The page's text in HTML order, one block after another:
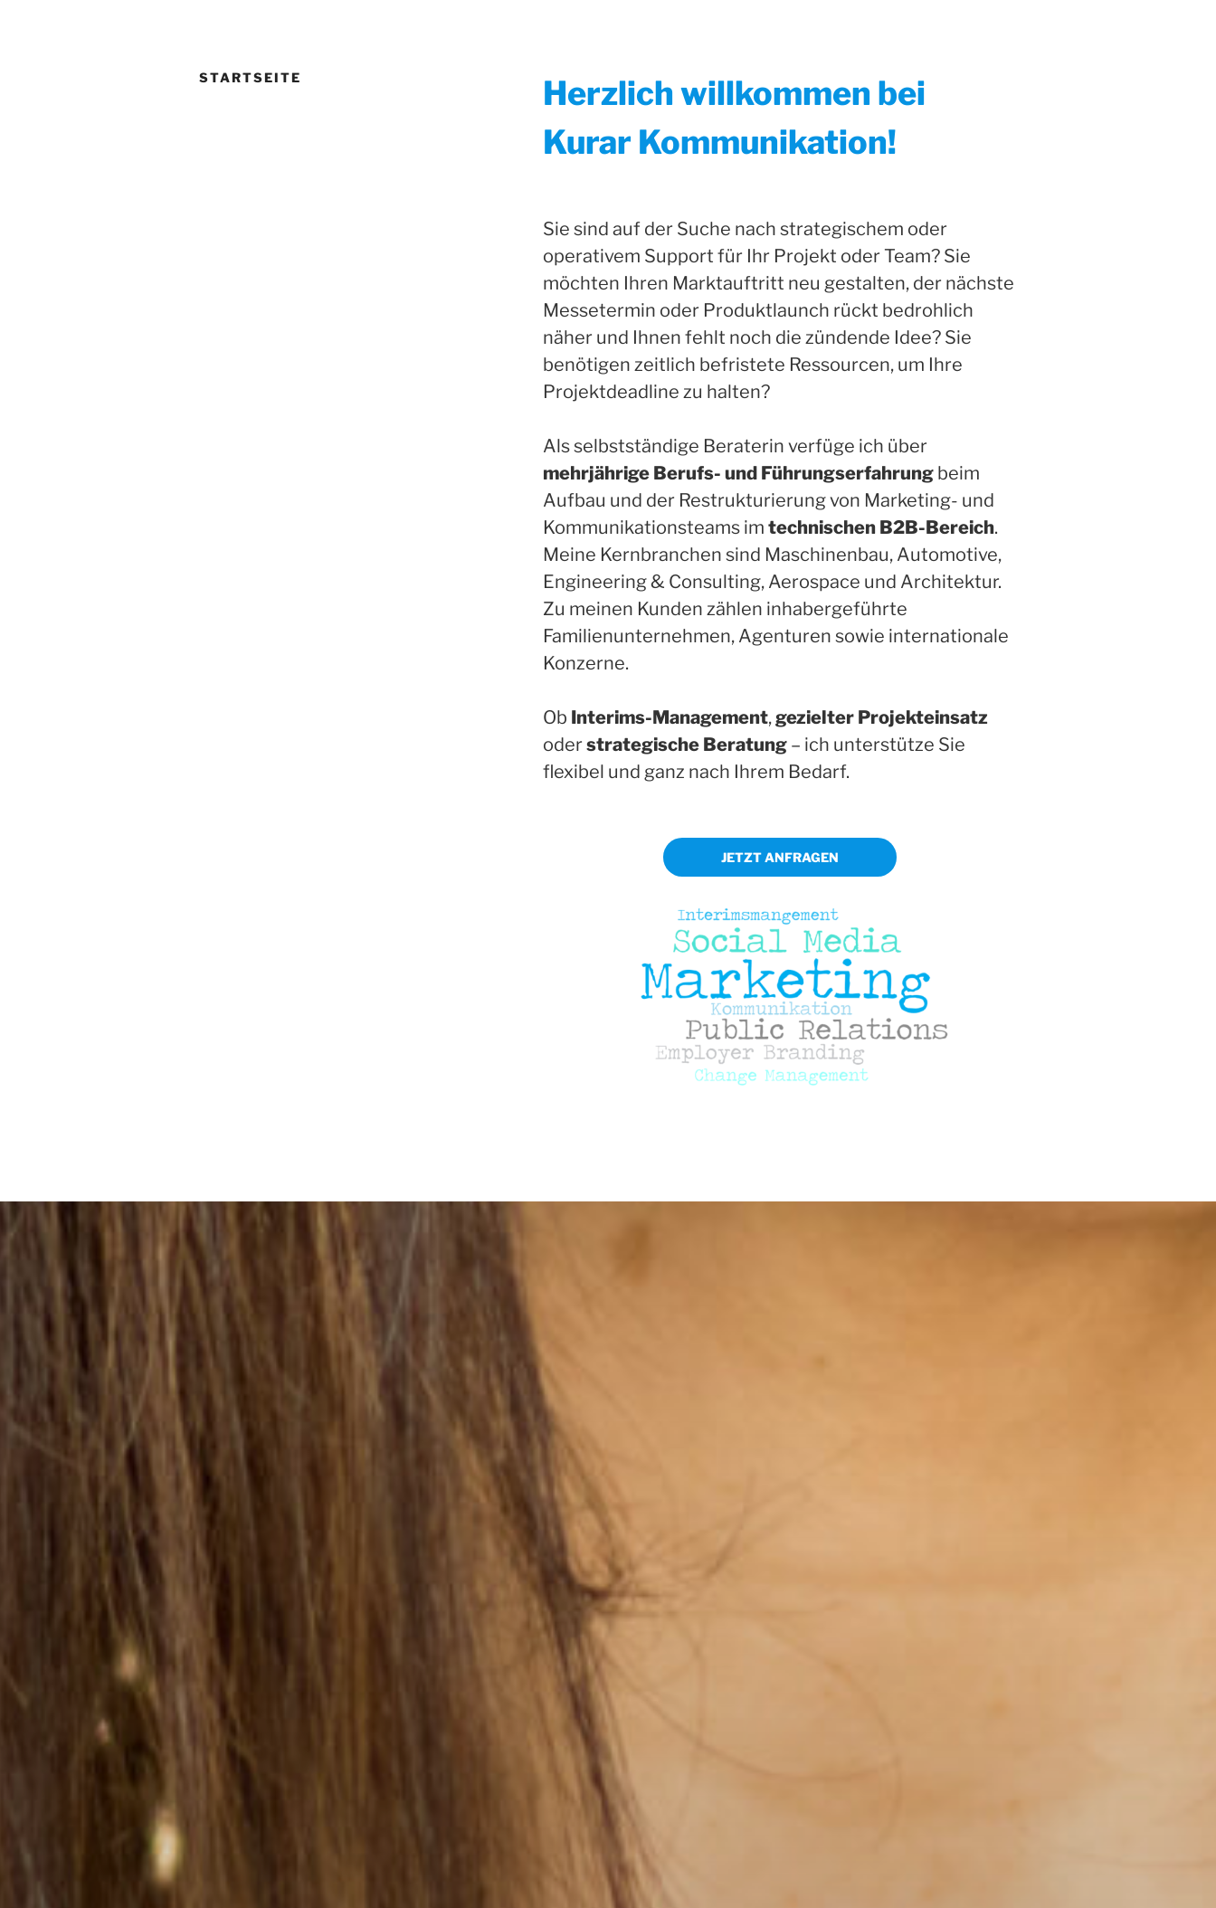
STARTSEITE
Herzlich willkommen bei
Kurar Kommunikation!
Sie sind auf der Suche nach strategischem oder
operativem Support für Ihr Projekt oder Team? Sie
möchten Ihren Marktauftritt neu gestalten, der nächste
Messetermin oder Produktlaunch rückt bedrohlich
näher und Ihnen fehlt noch die zündende Idee? Sie
benötigen zeitlich befristete Ressourcen, um Ihre
Projektdeadline zu halten?
Als selbstständige Beraterin verfüge ich über
mehrjährige Berufs- und Führungserfahrungbeim
Aufbau und der Restrukturierung von Marketing- und
Kommunikationsteams im technischen B2B-Bereich.
Meine Kernbranchen sind Maschinenbau, Automotive,
Engineering & Consulting, Aerospace und Architektur.
Zu meinen Kunden zählen inhabergeführte
Familienunternehmen, Agenturen sowie internationale
Konzerne.
Ob Interims-Management,gezielter Projekteinsatz
oderstrategische Beratung– ich unterstütze Sie
flexibel und ganz nach Ihrem Bedarf.
JETZT ANFRAGEN